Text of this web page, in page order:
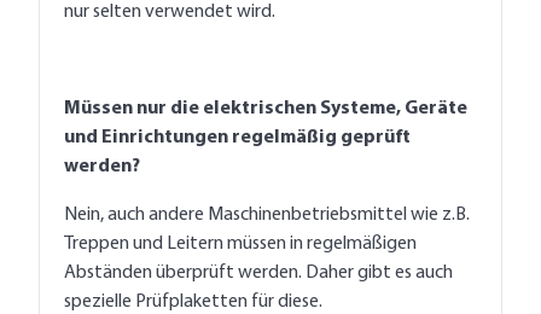
nur selten verwendet wird.
Müssen nur die elektrischen Systeme, Geräte
und Einrichtungen regelmäßig geprüft
werden?
Nein, auch andere Maschinenbetriebsmittel wie z.B.
Treppen und Leitern müssen in regelmäßigen
Abständen überprüft werden. Daher gibt es auch
spezielle Prüfplaketten für diese.